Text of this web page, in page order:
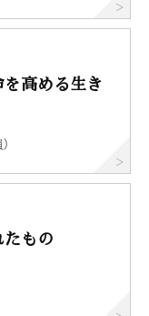
高める生き
もの